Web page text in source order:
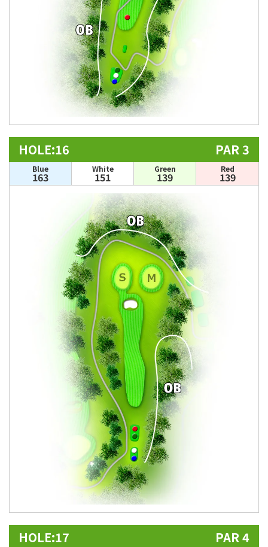
HOLE:16 PAR 3
Blue
163
White
151
Green
139
Red
139
HOLE:17 PAR 4